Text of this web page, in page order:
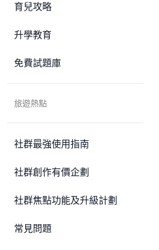
育兒攻略
升學教育
免費試題庫
旅遊熱點
社群最強使用指南
社群創作有價企劃
社群焦點功能及升級計劃
常見問題